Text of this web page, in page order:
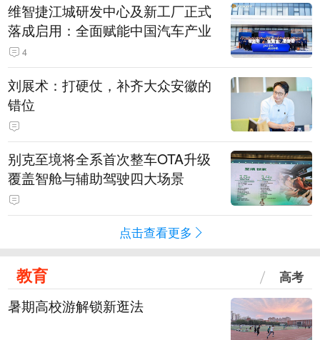
维智捷江城研发中心及新工厂正式
落成启用：全面赋能中国汽车产业
4
刘展术：打硬仗，补齐大众安徽的
错位
别克至境将全系首次整车OTA升级
覆盖智舱与辅助驾驶四大场景
点击查看更多
教育 高考
暑期高校游解锁新逛法